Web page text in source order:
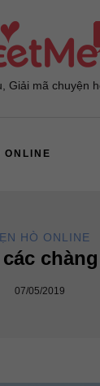
Giải mã chuyện
ONLINE
HÒ ONLINE
07/05/2019